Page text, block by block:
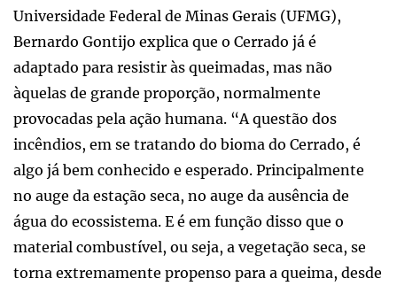
Universidade Federal de Minas Gerais (UFMG),
Bernardo Gontijo explica que o Cerrado já é
adaptado para resistir às queimadas, mas não
àquelas de grande proporção, normalmente
provocadas pela ação humana. “A questão dos
incêndios, em se tratando do bioma do Cerrado, é
algo já bem conhecido e esperado. Principalmente
no auge da estação seca, no auge da ausência de
água do ecossistema. E é em função disso que o
material combustível, ou seja, a vegetação seca, se
torna extremamente propenso para a queima, desde